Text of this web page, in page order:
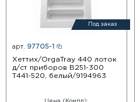
Под заказ
арт. 97705-1
Хеттих/OrgaTray 440 лоток
д/ст приборов B251-300
T441-520, белый/9194963